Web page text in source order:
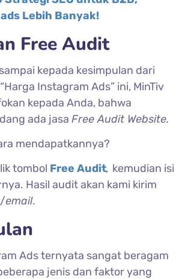
Lebih Banyak!
Free Audit
kepada kesimpulan dari
Instagram Ads” ini, MinTiv
kepada Anda, bahwa
ada jasaFree Audit Website.
mendapatkannya?
tombol Free Audit, kemudian isi
Hasil audit akan kami kirim
/email.
Ads ternyata sangat beragam
jenis dan faktor yang